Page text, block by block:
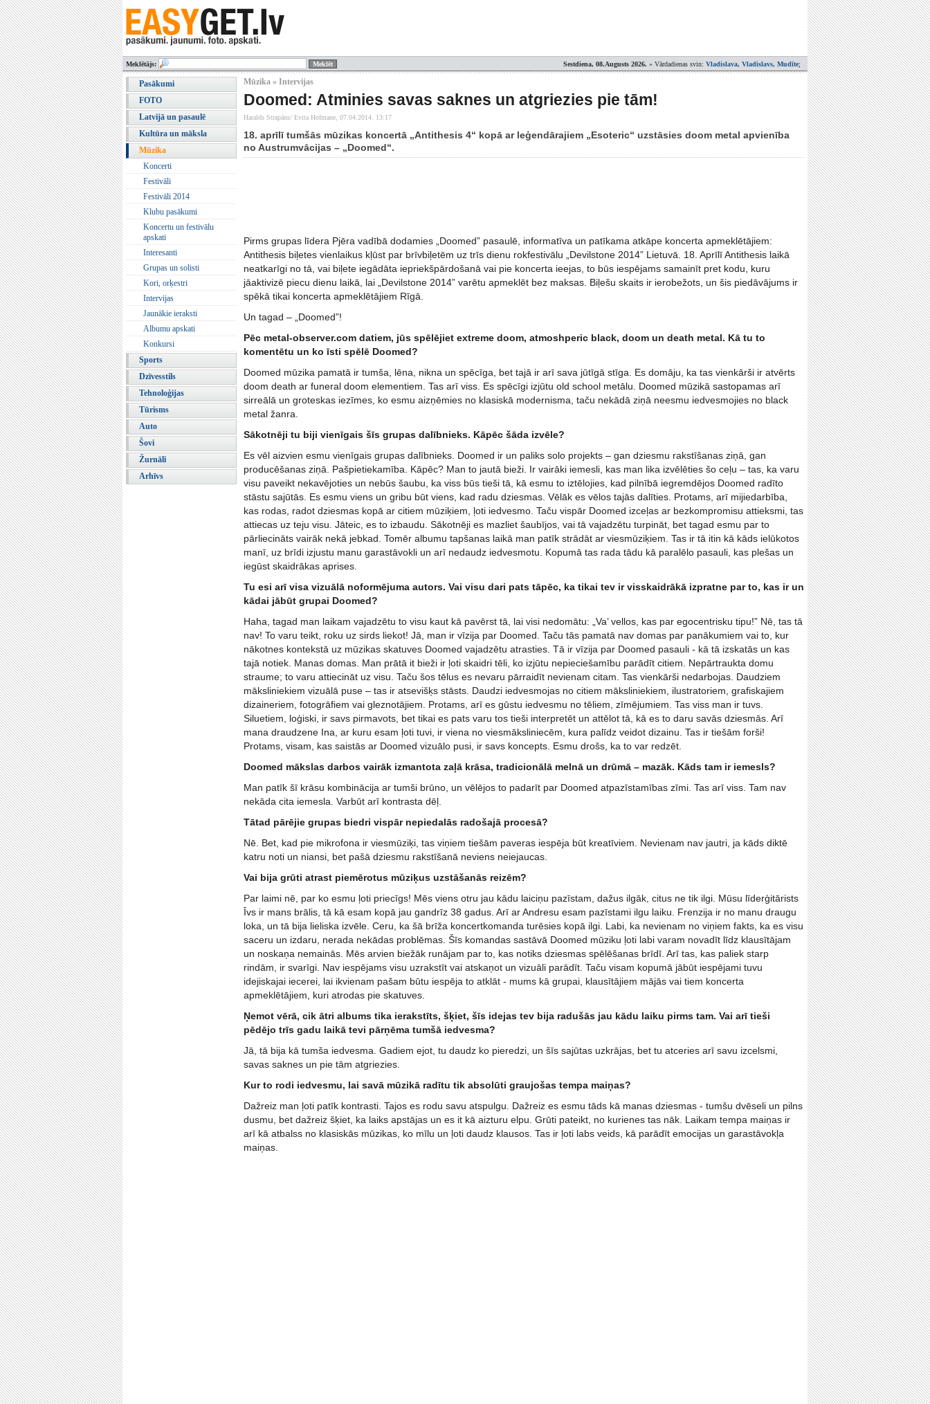
Sestdiena, 08.Augusts 2026. » Vārdadienas svin: Vladislava, Vladislavs, Mudīte;
Meklētājs:
Pasākumi
FOTO
Latvijā un pasaulē
Kultūra un māksla
Mūzika
Koncerti
Festivāli
Festivāli 2014
Klubu pasākumi
Koncertu un festivālu
apskati
Interesanti
Grupas un solisti
Kori, orķestri
Intervijas
Jaunākie ieraksti
Albumu apskati
Konkursi
Sports
Dzīvesstils
Tehnoloģijas
Tūrisms
Auto
Šovi
Žurnāli
Arhīvs
Mūzika » Intervijas
Doomed: Atminies savas saknes un atgriezies pie tām!
Haralds Strapāns/ Evita Hofmane, 07.04.2014. 13:17
18. aprīlī tumšās mūzikas koncertā „Antithesis 4“ kopā ar leģendārajiem „Esoteric“ uzstāsies doom metal apvienība
no Austrumvācijas – „Doomed“.
Pirms grupas līdera Pjēra vadībā dodamies „Doomed” pasaulē, informatīva un patīkama atkāpe koncerta apmeklētājiem:
Antithesis biļetes vienlaikus kļūst par brīvbiļetēm uz trīs dienu rokfestivālu „Devilstone 2014” Lietuvā. 18. Aprīlī Antithesis laikā
neatkarīgi no tā, vai biļete iegādāta iepriekšpārdošanā vai pie koncerta ieejas, to būs iespējams samainīt pret kodu, kuru
jāaktivizē piecu dienu laikā, lai „Devilstone 2014” varētu apmeklēt bez maksas. Biļešu skaits ir ierobežots, un šis piedāvājums ir
spēkā tikai koncerta apmeklētājiem Rīgā.
Un tagad – „Doomed”!
Pēc metal-observer.com datiem, jūs spēlējiet extreme doom, atmoshperic black, doom un death metal. Kā tu to
komentētu un ko īsti spēlē Doomed?
Doomed mūzika pamatā ir tumša, lēna, nikna un spēcīga, bet tajā ir arī sava jūtīgā stīga. Es domāju, ka tas vienkārši ir atvērts
doom death ar funeral doom elementiem. Tas arī viss. Es spēcīgi izjūtu old school metālu. Doomed mūzikā sastopamas arī
sirreālā un groteskas iezīmes, ko esmu aizņēmies no klasiskā modernisma, taču nekādā ziņā neesmu iedvesmojies no black
metal žanra.
Sākotnēji tu biji vienīgais šīs grupas dalībnieks. Kāpēc šāda izvēle?
Es vēl aizvien esmu vienīgais grupas dalībnieks. Doomed ir un paliks solo projekts – gan dziesmu rakstīšanas ziņā, gan
producēšanas ziņā. Pašpietiekamība. Kāpēc? Man to jautā bieži. Ir vairāki iemesli, kas man lika izvēlēties šo ceļu – tas, ka varu
visu paveikt nekavējoties un nebūs šaubu, ka viss būs tieši tā, kā esmu to iztēlojies, kad pilnībā iegremdējos Doomed radīto
stāstu sajūtās. Es esmu viens un gribu būt viens, kad radu dziesmas. Vēlāk es vēlos tajās dalīties. Protams, arī mijiedarbība,
kas rodas, radot dziesmas kopā ar citiem mūziķiem, ļoti iedvesmo. Taču vispār Doomed izceļas ar bezkompromisu attieksmi, tas
attiecas uz teju visu. Jāteic, es to izbaudu. Sākotnēji es mazliet šaubījos, vai tā vajadzētu turpināt, bet tagad esmu par to
pārliecināts vairāk nekā jebkad. Tomēr albumu tapšanas laikā man patīk strādāt ar viesmūziķiem. Tas ir tā itin kā kāds ielūkotos
manī, uz brīdi izjustu manu garastāvokli un arī nedaudz iedvesmotu. Kopumā tas rada tādu kā paralēlo pasauli, kas plešas un
iegūst skaidrākas aprises.
Tu esi arī visa vizuālā noformējuma autors. Vai visu dari pats tāpēc, ka tikai tev ir visskaidrākā izpratne par to, kas ir un
kādai jābūt grupai Doomed?
Haha, tagad man laikam vajadzētu to visu kaut kā pavērst tā, lai visi nedomātu: „Va’ vellos, kas par egocentrisku tipu!” Nē, tas tā
nav! To varu teikt, roku uz sirds liekot! Jā, man ir vīzija par Doomed. Taču tās pamatā nav domas par panākumiem vai to, kur
nākotnes kontekstā uz mūzikas skatuves Doomed vajadzētu atrasties. Tā ir vīzija par Doomed pasauli - kā tā izskatās un kas
tajā notiek. Manas domas. Man prātā it bieži ir ļoti skaidri tēli, ko izjūtu nepieciešamību parādīt citiem. Nepārtraukta domu
straume; to varu attiecināt uz visu. Taču šos tēlus es nevaru pārraidīt nevienam citam. Tas vienkārši nedarbojas. Daudziem
māksliniekiem vizuālā puse – tas ir atsevišķs stāsts. Daudzi iedvesmojas no citiem māksliniekiem, ilustratoriem, grafiskajiem
dizaineriem, fotogrāfiem vai gleznotājiem. Protams, arī es gūstu iedvesmu no tēliem, zīmējumiem. Tas viss man ir tuvs.
Siluetiem, loģiski, ir savs pirmavots, bet tikai es pats varu tos tieši interpretēt un attēlot tā, kā es to daru savās dziesmās. Arī
mana draudzene Ina, ar kuru esam ļoti tuvi, ir viena no viesmāksliniecēm, kura palīdz veidot dizainu. Tas ir tiešām forši!
Protams, visam, kas saistās ar Doomed vizuālo pusi, ir savs koncepts. Esmu drošs, ka to var redzēt.
Doomed mākslas darbos vairāk izmantota zaļā krāsa, tradicionālā melnā un drūmā – mazāk. Kāds tam ir iemesls?
Man patīk šī krāsu kombinācija ar tumši brūno, un vēlējos to padarīt par Doomed atpazīstamības zīmi. Tas arī viss. Tam nav
nekāda cita iemesla. Varbūt arī kontrasta dēļ.
Tātad pārējie grupas biedri vispār nepiedalās radošajā procesā?
Nē. Bet, kad pie mikrofona ir viesmūziķi, tas viņiem tiešām paveras iespēja būt kreatīviem. Nevienam nav jautri, ja kāds diktē
katru noti un niansi, bet pašā dziesmu rakstīšanā neviens neiejaucas.
Vai bija grūti atrast piemērotus mūziķus uzstāšanās reizēm?
Par laimi nē, par ko esmu ļoti priecīgs! Mēs viens otru jau kādu laiciņu pazīstam, dažus ilgāk, citus ne tik ilgi. Mūsu līderģitārists
Īvs ir mans brālis, tā kā esam kopā jau gandrīz 38 gadus. Arī ar Andresu esam pazīstami ilgu laiku. Frenzija ir no manu draugu
loka, un tā bija lieliska izvēle. Ceru, ka šā brīža koncertkomanda turēsies kopā ilgi. Labi, ka nevienam no viņiem fakts, ka es visu
saceru un izdaru, nerada nekādas problēmas. Šīs komandas sastāvā Doomed mūziku ļoti labi varam novadīt līdz klausītājam
un noskaņa nemainās. Mēs arvien biežāk runājam par to, kas notiks dziesmas spēlēšanas brīdī. Arī tas, kas paliek starp
rindām, ir svarīgi. Nav iespējams visu uzrakstīt vai atskaņot un vizuāli parādīt. Taču visam kopumā jābūt iespējami tuvu
idejiskajai iecerei, lai ikvienam pašam būtu iespēja to atklāt - mums kā grupai, klausītājiem mājās vai tiem koncerta
apmeklētājiem, kuri atrodas pie skatuves.
Ņemot vērā, cik ātri albums tika ierakstīts, šķiet, šīs idejas tev bija radušās jau kādu laiku pirms tam. Vai arī tieši
pēdējo trīs gadu laikā tevi pārņēma tumšā iedvesma?
Jā, tā bija kā tumša iedvesma. Gadiem ejot, tu daudz ko pieredzi, un šīs sajūtas uzkrājas, bet tu atceries arī savu izcelsmi,
savas saknes un pie tām atgriezies.
Kur to rodi iedvesmu, lai savā mūzikā radītu tik absolūti graujošas tempa maiņas?
Dažreiz man ļoti patīk kontrasti. Tajos es rodu savu atspulgu. Dažreiz es esmu tāds kā manas dziesmas - tumšu dvēseli un pilns
dusmu, bet dažreiz šķiet, ka laiks apstājas un es it kā aizturu elpu. Grūti pateikt, no kurienes tas nāk. Laikam tempa maiņas ir
arī kā atbalss no klasiskās mūzikas, ko mīlu un ļoti daudz klausos. Tas ir ļoti labs veids, kā parādīt emocijas un garastāvokļa
maiņas.